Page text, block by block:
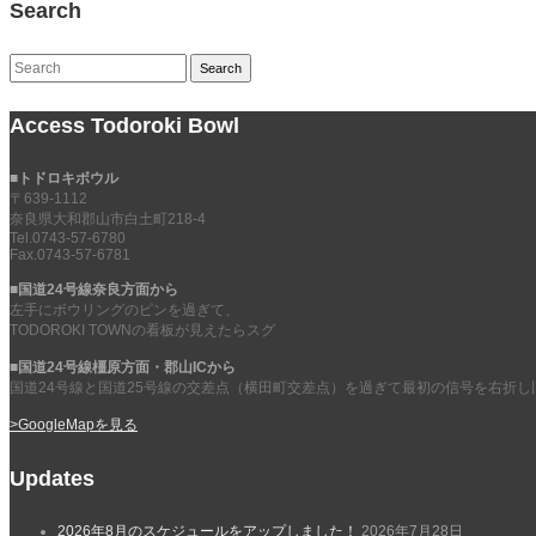
Search
Search
Access Todoroki Bowl
■トドロキボウル
〒639-1112
奈良県大和郡山市白土町218-4
Tel.0743-57-6780
Fax.0743-57-6781
■国道24号線奈良方面から
左手にボウリングのピンを過ぎて、
TODOROKI TOWNの看板が見えたらスグ
■国道24号線橿原方面・郡山ICから
国道24号線と国道25号線の交差点（横田町交差点）を過ぎて最初の信号を右折
>GoogleMapを見る
Updates
2026年8月のスケジュールをアップしました！
2026年7月28日